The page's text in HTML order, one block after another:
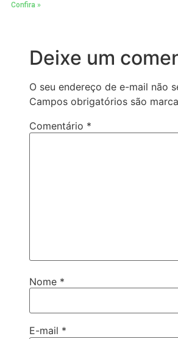
Confira »
Deixe um
O seu endereço de e-mail não
Campos obrigatórios são
Comentário *
Nome *
E-mail *